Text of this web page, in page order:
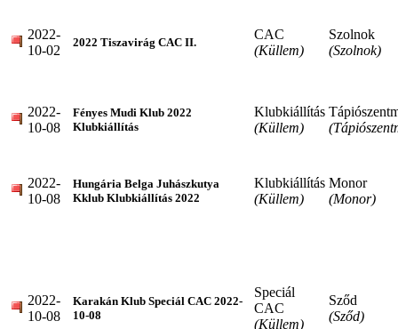
2022-
10-02
2022 Tiszavirág CAC II.
CAC
(Küllem)
Szolnok
(Szolnok)
2022-
10-08
Fényes Mudi Klub 2022
Klubkiállítás
Klubkiállítás
(Küllem)
2022-
10-08
Hungária Belga Juhászkutya
Kklub Klubkiállítás 2022
Klubkiállítás
(Küllem)
Monor
(Monor)
2022-
10-08
Karakán Klub Speciál CAC 2022-
10-08
Speciál
CAC
(Küllem)
Sződ
(Sződ)